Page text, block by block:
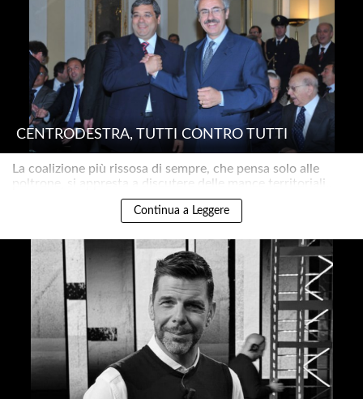
CENTRODESTRA, TUTTI CONTRO TUTTI
La coalizione più rissosa di sempre, che pensa solo alle
poltrone, si appresta a discutere delle mance territoriali..
Continua a Leggere